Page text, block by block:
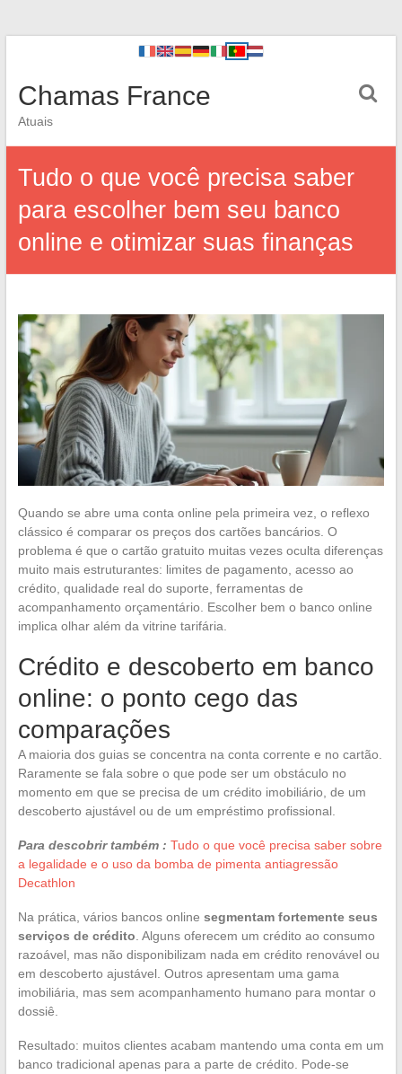
Chamas France
Atuais
Tudo o que você precisa saber
para escolher bem seu banco
online e otimizar suas finanças
Quando se abre uma conta online pela primeira vez, o reflexo
clássico é comparar os preços dos cartões bancários. O
problema é que o cartão gratuito muitas vezes oculta diferenças
muito mais estruturantes: limites de pagamento, acesso ao
crédito, qualidade real do suporte, ferramentas de
acompanhamento orçamentário. Escolher bem o banco online
implica olhar além da vitrine tarifária.
Crédito e descoberto em banco
online: o ponto cego das
comparações
A maioria dos guias se concentra na conta corrente e no cartão.
Raramente se fala sobre o que pode ser um obstáculo no
momento em que se precisa de um crédito imobiliário, de um
descoberto ajustável ou de um empréstimo profissional.
Para descobrir também : Tudo o que você precisa saber sobre
a legalidade e o uso da bomba de pimenta antiagressão
Decathlon
Na prática, vários bancos online segmentam fortemente seus
serviços de crédito . Alguns oferecem um crédito ao consumo
razoável, mas não disponibilizam nada em crédito renovável ou
em descoberto ajustável. Outros apresentam uma gama
imobiliária, mas sem acompanhamento humano para montar o
dossiê.
Resultado: muitos clientes acabam mantendo uma conta em um
banco tradicional apenas para a parte de crédito. Pode-se